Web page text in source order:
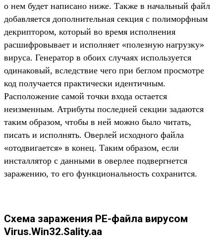
о нем будет написано ниже. Также в начальный файл
добавляется дополнительная секция с полиморфным
декриптором, который во время исполнения
расшифровывает и исполняет «полезную нагрузку»
вируса. Генератор в обоих случаях используется
одинаковый, вследствие чего при беглом просмотре
код получается практически идентичным.
Расположение самой точки входа остается
неизменным. Атрибуты последней секции задаются
таким образом, чтобы в ней можно было читать,
писать и исполнять. Оверлей исходного файла
«отодвигается» в конец. Таким образом, если
инсталлятор с данными в оверлее подвергнется
заражению, то его функциональность сохранится.
Схема заражения PE-файла вирусом
Virus.Win32.Sality.aa